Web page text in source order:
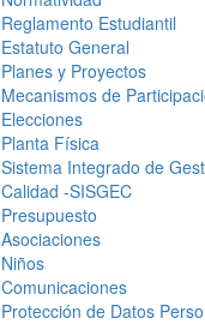
Reglamento Estudiantil
Estatuto General
Planes y Proyectos
Mecanismos de
Elecciones
Planta Física
Sistema Integrado de
Calidad -SISGEC
Presupuesto
Asociaciones
Niños
Comunicaciones
Protección de Datos